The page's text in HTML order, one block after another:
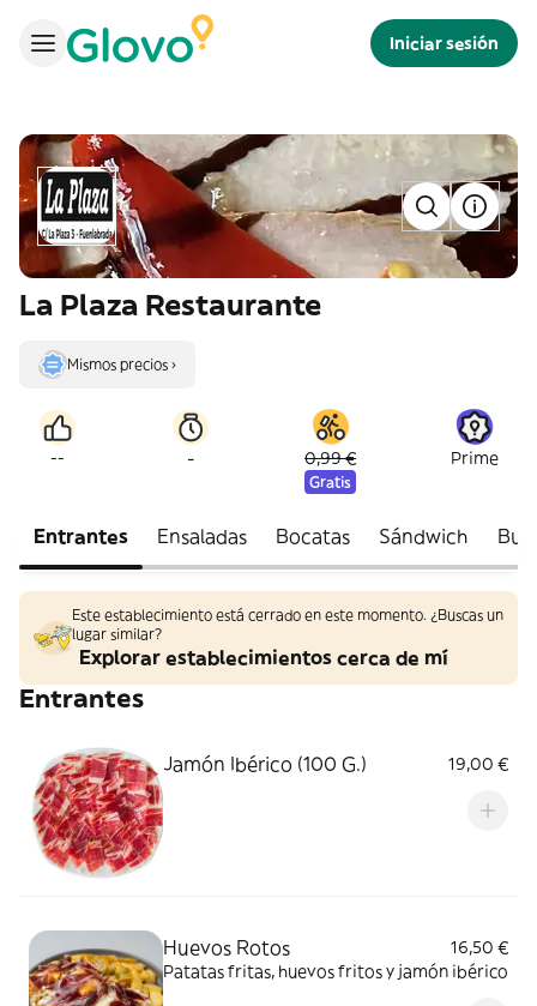
Iniciar sesión
La Plaza Restaurante
Mismos precios ›
-- - 0,99 €
Gratis
Prime
Entrantes Ensaladas Bocatas Sándwich
Este establecimiento está cerrado en este momento. ¿Buscas un
lugar similar?
Explorar establecimientos cerca de mí
Entrantes
Jamón Ibérico (100 G.) 19,00 €
Huevos Rotos
16,50 €
Patatas fritas, huevos fritos y jamón ibérico